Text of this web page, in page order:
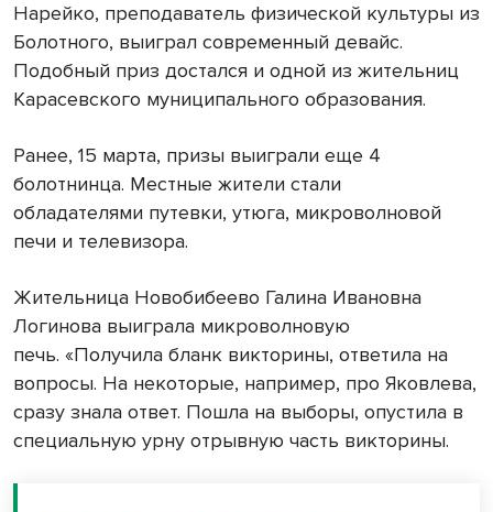
Нарейко, преподаватель физической культуры из
Болотного, выиграл современный девайс.
Подобный приз достался и одной из жительниц
Карасевского муниципального образования.
Ранее, 15 марта, призы выиграли еще 4
болотнинца. Местные жители стали
обладателями путевки, утюга, микроволновой
печи и телевизора.
Жительница Новобибеево Галина Ивановна
Логинова выиграла микроволновую
печь. «Получила бланк викторины, ответила на
вопросы. На некоторые, например, про Яковлева,
сразу знала ответ. Пошла на выборы, опустила в
специальную урну отрывную часть викторины.